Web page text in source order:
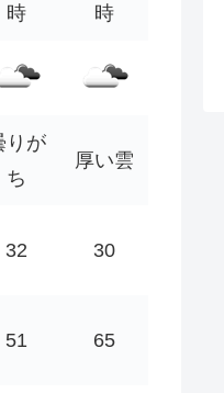
時
時
りが
ち
厚い雲
32 30
51 65